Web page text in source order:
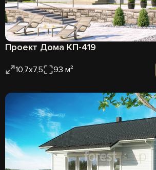
Проект Дома КП-419
10,7х7,5 93 м²